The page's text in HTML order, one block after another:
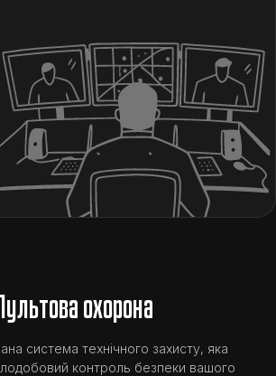
охорона
система технічного захисту, яка
контроль безпеки вашого